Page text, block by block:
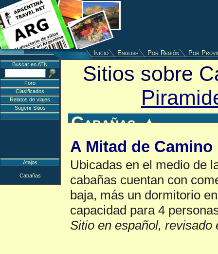
Inicio English Por Región Por
Sitios sobre
Cabañas▲
A Mitad de Camino
Ubicadas en el medio de
cabañas cuentan con
baja, más un dormitorio
capacidad para 4
Sitio en español, revisado
Buscar en ATN
Foro
Clasificados
Relatos de viajes
Sugerir Sitios
Atajos
Cabañas